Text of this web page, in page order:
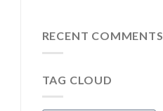
RECENT COMMENTS
TAG CLOUD